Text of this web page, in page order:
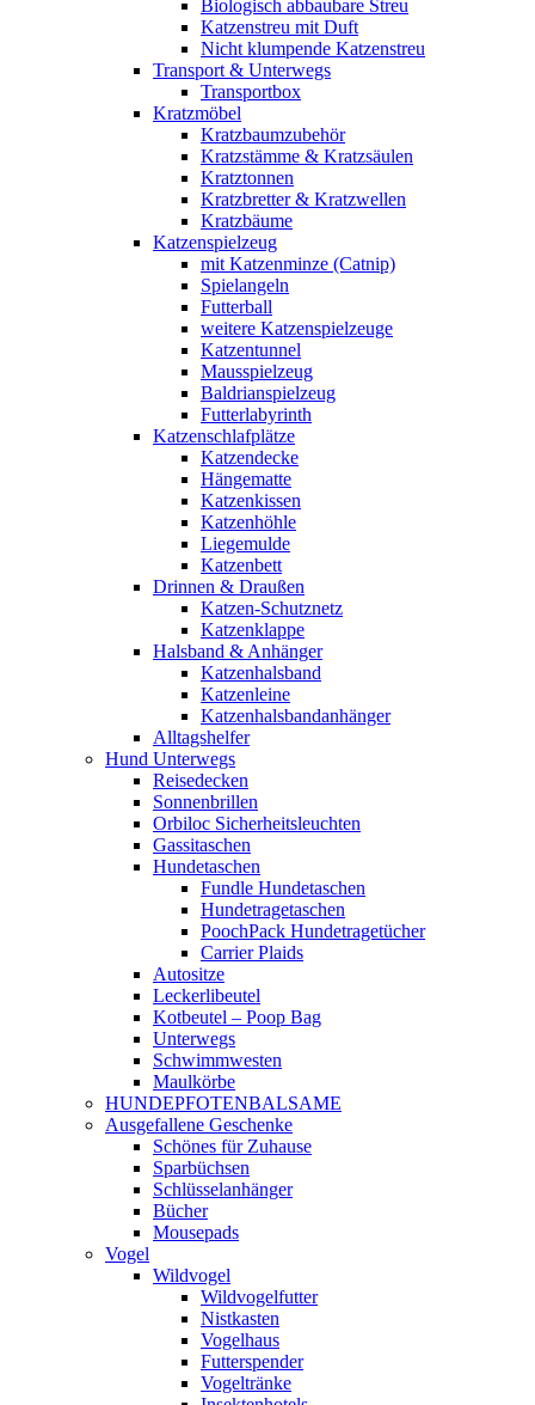
Biologisch abbaubare Streu
Katzenstreu mit Duft
Nicht klumpende Katzenstreu
Transport & Unterwegs
Transportbox
Kratzmöbel
Kratzbaumzubehör
Kratzstämme & Kratzsäulen
Kratztonnen
Kratzbretter & Kratzwellen
Kratzbäume
Katzenspielzeug
mit Katzenminze (Catnip)
Spielangeln
Futterball
weitere Katzenspielzeuge
Katzentunnel
Mausspielzeug
Baldrianspielzeug
Futterlabyrinth
Katzenschlafplätze
Katzendecke
Hängematte
Katzenkissen
Katzenhöhle
Liegemulde
Katzenbett
Drinnen & Draußen
Katzen-Schutznetz
Katzenklappe
Halsband & Anhänger
Katzenhalsband
Katzenleine
Katzenhalsbandanhänger
Alltagshelfer
Hund Unterwegs
Reisedecken
Sonnenbrillen
Orbiloc Sicherheitsleuchten
Gassitaschen
Hundetaschen
Fundle Hundetaschen
Hundetragetaschen
PoochPack Hundetragetücher
Carrier Plaids
Autositze
Leckerlibeutel
Kotbeutel – Poop Bag
Unterwegs
Schwimmwesten
Maulkörbe
HUNDEPFOTENBALSAME
Ausgefallene Geschenke
Schönes für Zuhause
Sparbüchsen
Schlüsselanhänger
Bücher
Mousepads
Vogel
Wildvogel
Wildvogelfutter
Nistkasten
Vogelhaus
Futterspender
Vogeltränke